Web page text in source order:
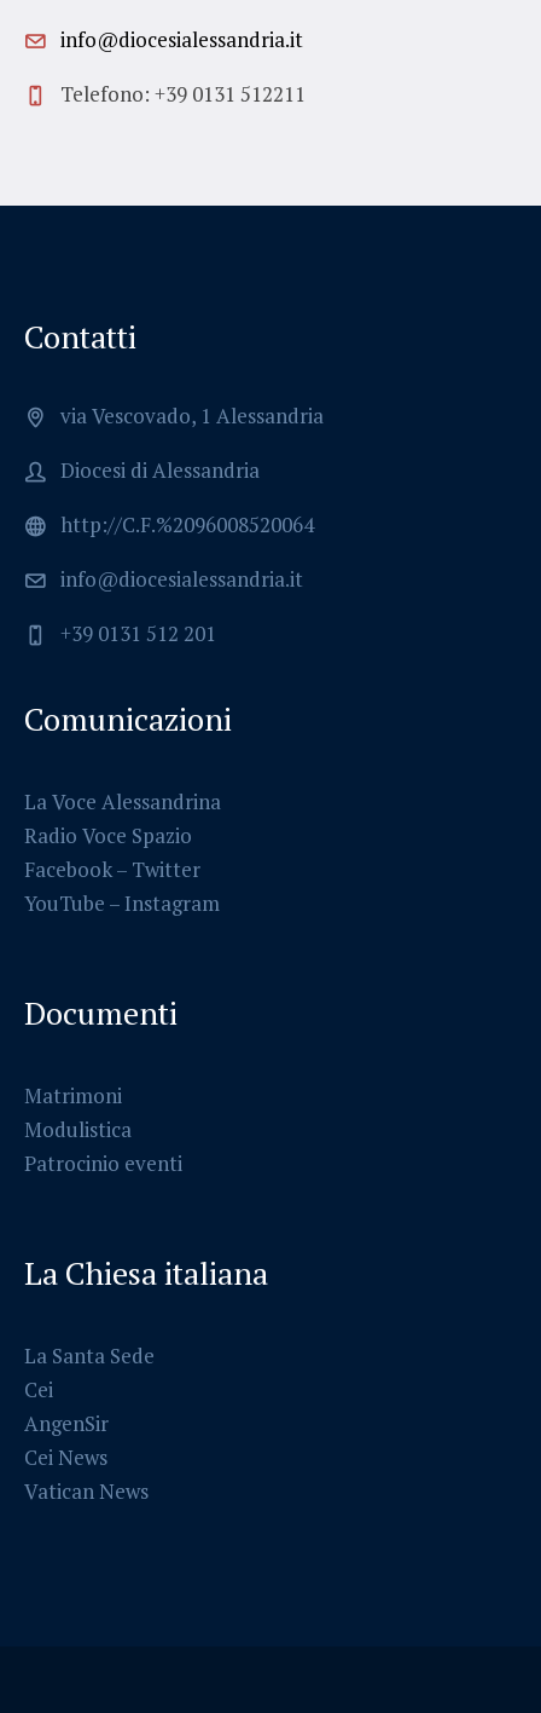
info@diocesialessandria.it
Telefono: +39 0131 512211
Contatti
via Vescovado, 1 Alessandria
Diocesi di Alessandria
http://C.F.%2096008520064
info@diocesialessandria.it
+39 0131 512 201
Comunicazioni
La Voce Alessandrina
Radio Voce Spazio
Facebook– Twitter
YouTube – Instagram
Documenti
Matrimoni
Modulistica
Patrocinio eventi
La Chiesa italiana
La Santa Sede
Cei
AngenSir
Cei News
Vatican News